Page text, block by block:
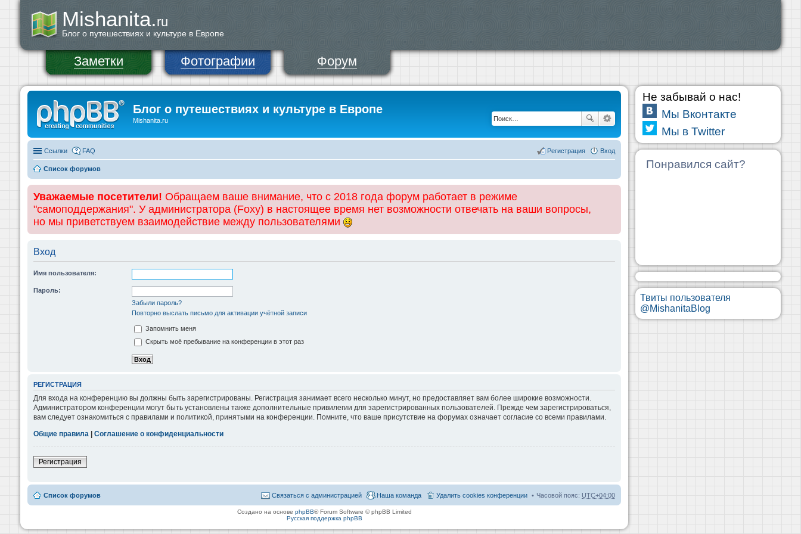
Mishanita.ru
Блог о путешествиях и культуре в Европе
Заметки Фотографии Форум
Блог о путешествиях и культуре в Европе
Mishanita.ru
Ссылки FAQ Вход
Регистрация
Список форумов
Уважаемые посетители! Обращаем ваше внимание, что с 2018 года форум работает в режиме
"самоподдержания". У администратора (Foxy) в настоящее время нет возможности отвечать на ваши вопросы,
но мы приветствуем взаимодействие между пользователями
Вход
Имя пользователя:
Пароль:
Забыли пароль?
Повторно выслать письмо для активации учётной записи
Запомнить меня
Скрыть моё пребывание на конференции в этот раз
РЕГИСТРАЦИЯ
Для входа на конференцию вы должны быть зарегистрированы. Регистрация занимает всего несколько минут, но предоставляет вам более широкие возможности.
Администратором конференции могут быть установлены также дополнительные привилегии для зарегистрированных пользователей. Прежде чем зарегистрироваться,
вам следует ознакомиться с правилами и политикой, принятыми на конференции. Помните, что ваше присутствие на форумах означает согласие со всеми правилами.
Общие правила
Соглашение о конфиденциальности
Регистрация
Список форумов Часовой пояс: UTC+04:00
Удалить cookies конференции
Наша команда
Связаться с администрацией
Создано на основе phpBB® Forum Software © phpBB Limited
Русская поддержка phpBB
Не забывай о нас!
Мы Вконтакте
Мы в Twitter
Понравился сайт?
Твиты пользователя
@MishanitaBlog